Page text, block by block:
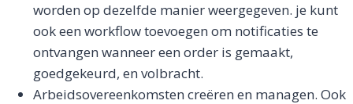
worden op dezelfde manier weergegeven. je kunt
ook een workflow toevoegen om notificaties te
ontvangen wanneer een order is gemaakt,
goedgekeurd, en volbracht.
Arbeidsovereenkomsten creëren en managen. Ook